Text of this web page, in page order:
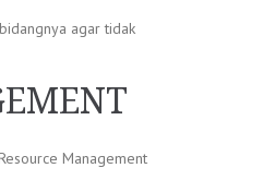
agar tidak
Management